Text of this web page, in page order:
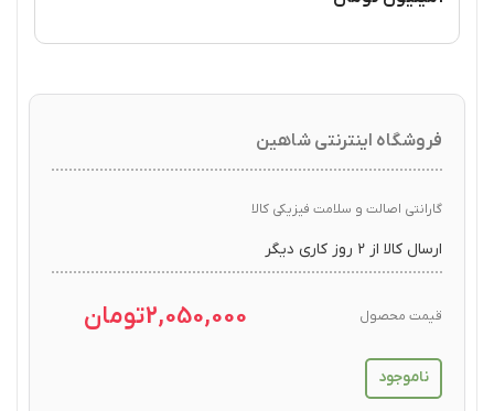
فروشگاه اینترنتی شاهین
گارانتی اصالت و سلامت فیزیکی کالا
ارسال کالا از ۲ روز کاری دیگر
قیمت محصول 2,050,000تومان
ناموجود